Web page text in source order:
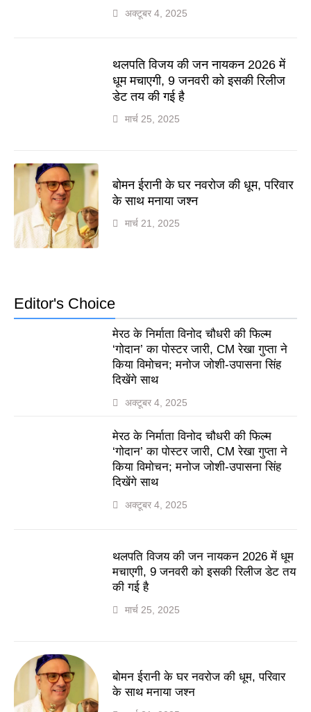
अक्टूबर 4, 2025
थलपति विजय की जन नायकन 2026 में
धूम मचाएगी, 9 जनवरी को इसकी रिलीज
डेट तय की गई है
मार्च 25, 2025
बोमन ईरानी के घर नवरोज की धूम, परिवार
के साथ मनाया जश्न
मार्च 21, 2025
Editor's Choice
मेरठ के निर्माता विनोद चौधरी की फिल्म
‘गोदान’ का पोस्टर जारी, CM रेखा गुप्ता ने
किया विमोचन; मनोज जोशी-उपासना सिंह
दिखेंगे साथ
अक्टूबर 4, 2025
मेरठ के निर्माता विनोद चौधरी की फिल्म
‘गोदान’ का पोस्टर जारी, CM रेखा गुप्ता ने
किया विमोचन; मनोज जोशी-उपासना सिंह
दिखेंगे साथ
अक्टूबर 4, 2025
थलपति विजय की जन नायकन 2026 में धूम
मचाएगी, 9 जनवरी को इसकी रिलीज डेट तय
की गई है
मार्च 25, 2025
बोमन ईरानी के घर नवरोज की धूम, परिवार
के साथ मनाया जश्न